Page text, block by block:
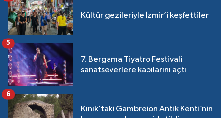
Kültür gezileriyle İzmir’i keşfettiler
7. Bergama Tiyatro Festivali
sanatseverlere kapılarını açtı
5
Kınık’taki Gambreion Antik Kenti’nin
6